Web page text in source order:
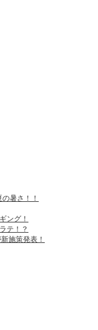
暑さ！！
ング！
テ！？
施策発表！